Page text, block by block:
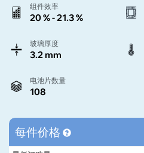
组件效率
20 % - 21.3 %
玻璃厚度
3.2 mm
电池片数量
108
每件价格